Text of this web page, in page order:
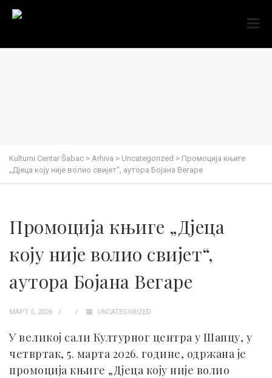
Kulturni Centar Šabac > Arhiva > Uncategorized > Промоција књиге
„Дјеца коју није волио свијет“, аутора Бојана Вегаре
Промоција књиге „Дјеца
коју није волио свијет“,
аутора Бојана Вегаре
МАРТ 5, 2026 UNCATEGORIZED
У великој сали Културног центра у Шапцу, у
четвртак, 5. марта 2026. године, одржана је
промоција књиге „Дјеца коју није волио